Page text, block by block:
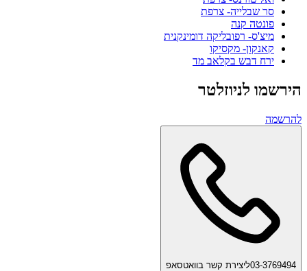
סר שבלייה- צרפת
פונטה קנה
מיצ'ס- רפובליקה דומינקנית
קאנקון- מקסיקו
ירח דבש בקלאב מד
הירשמו לניוזלטר
להרשמה
03-3769494ליצירת קשר בוואטסאפ